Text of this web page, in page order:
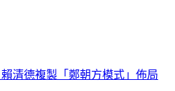
打擊破3成 日媒：好事多磨